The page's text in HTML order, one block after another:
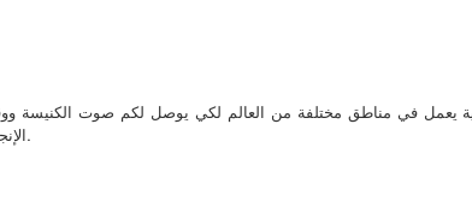
يعمل في مناطق مختلفة من العالم لكي يوصل لكم صوت الكنيسة
الإنجيل الحي.